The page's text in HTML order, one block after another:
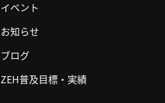
イベント
お知らせ
ブログ
ZEH普及目標・実績